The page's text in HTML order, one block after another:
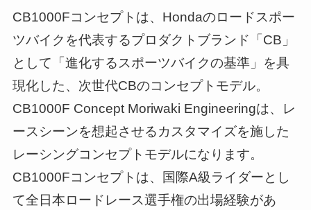
CB1000Fコンセプトは、Hondaのロードスポー
ツバイクを代表するプロダクトブランド「CB」
として「進化するスポーツバイクの基準」を具
現化した、次世代CBのコンセプトモデル。
CB1000F Concept Moriwaki Engineeringは、レ
ースシーンを想起させるカスタマイズを施した
レーシングコンセプトモデルになります。
CB1000Fコンセプトは、国際A級ライダーとし
て全日本ロードレース選手権の出場経験があ